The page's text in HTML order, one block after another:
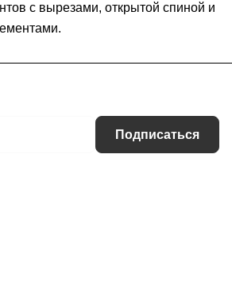
с вырезами, открытой спиной и
Подписаться